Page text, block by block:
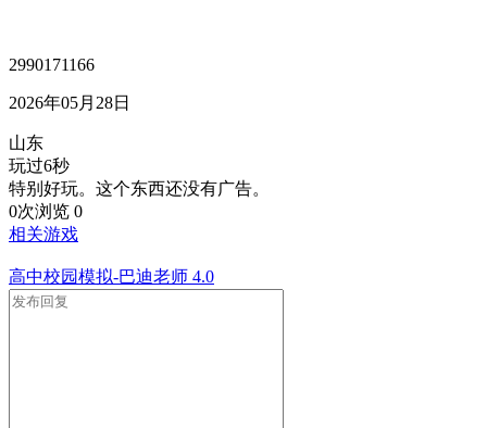
2990171166
2026年05月28日
山东
玩过6秒
特别好玩。这个东西还没有广告。
0次浏览 0
相关游戏
高中校园模拟-巴迪老师 4.0